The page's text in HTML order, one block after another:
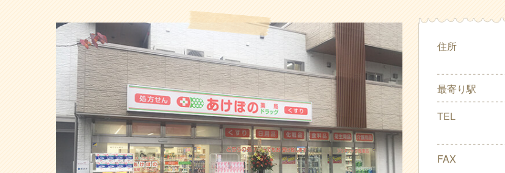
住所
最寄り駅
TEL
FAX